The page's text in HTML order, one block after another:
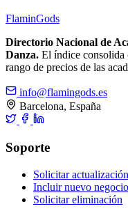
FlaminGods
Directorio Nacional de
Danza. El índice consolida
rango de precios de las
info@flamingods.es
Barcelona, España
Soporte
Solicitar actualización
Incluir nuevo negocio
Solicitar eliminación